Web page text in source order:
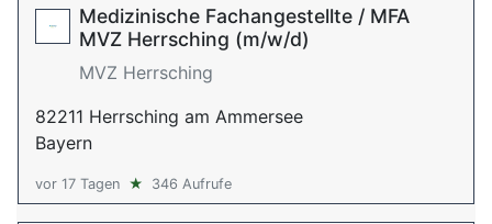
Medizinische Fachangestellte / MFA
MVZ Herrsching (m/w/d)
MVZ Herrsching
82211 Herrsching am Ammersee
Bayern
vor 17 Tagen ★ 346 Aufrufe